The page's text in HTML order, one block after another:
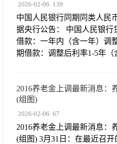
2026-02-06 139
中国人民银行同期同类人民
据央行公告： 中国人民银行
借款：一年内（含一年）调
期借款：调整后利率1-5年（
2016养老金上调最新消息：
(组图)
2026-02-06 67
2016养老金上调最新消息：
(组图) 3月31日：在最近召